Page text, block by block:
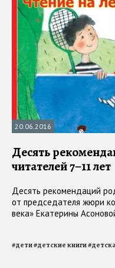
20.06.2016
Десять
читателей 7–11 лет
Десять рекомендаций
от председателя жюри
века» Екатерины
#дети#детские книги#